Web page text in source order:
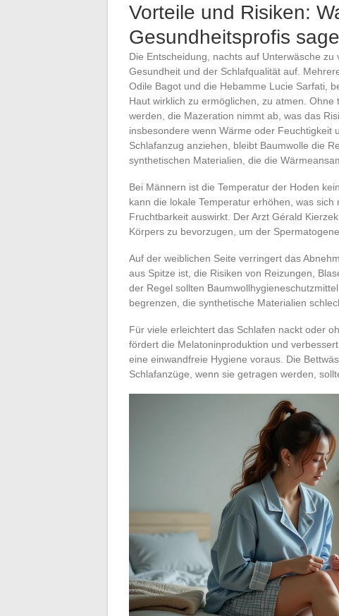
Vorteile und Risiken:
Gesundheitsprofis
Die Entscheidung, nachts auf Unterwäsche
Gesundheit und der Schlafqualität auf.
Odile Bagot und die Hebamme Lucie Sarfati,
Haut wirklich zu ermöglichen, zu atmen.
werden, die Mazeration nimmt ab, was das
insbesondere wenn Wärme oder Feuchtigkeit
Schlafanzug anziehen, bleibt Baumwolle die
synthetischen Materialien, die die
Bei Männern ist die Temperatur der Hoden
kann die lokale Temperatur erhöhen, was
Fruchtbarkeit auswirkt. Der Arzt Gérald
Körpers zu bevorzugen, um der
Auf der weiblichen Seite verringert das
aus Spitze ist, die Risiken von Reizungen,
der Regel sollten
begrenzen, die synthetische Materialien
Für viele erleichtert das Schlafen nackt oder
fördert die Melatoninproduktion und
eine einwandfreie Hygiene voraus. Die
Schlafanzüge, wenn sie getragen werden,